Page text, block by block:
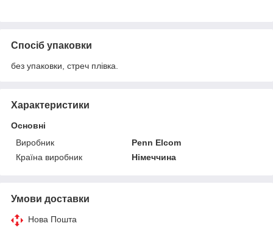
Спосіб упаковки
без упаковки, стреч плівка.
Характеристики
Основні
Виробник
Penn Elcom
Країна виробник
Німеччина
Умови доставки
Нова Пошта